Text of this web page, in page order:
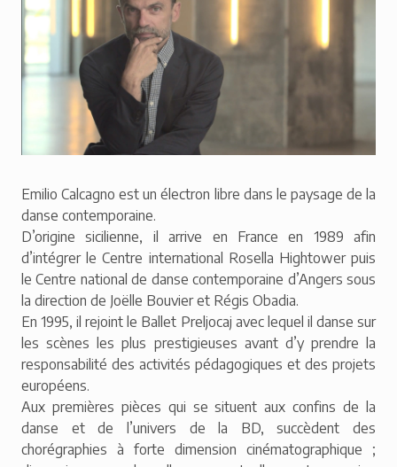
Emilio Calcagno est un électron libre dans le paysage de la
danse contemporaine.
D’origine sicilienne, il arrive en France en 1989 afin
d’intégrer le Centre international Rosella Hightower puis
le Centre national de danse contemporaine d’Angers sous
la direction de Joëlle Bouvier et Régis Obadia.
En 1995, il rejoint le Ballet Preljocaj avec lequel il danse sur
les scènes les plus prestigieuses avant d’y prendre la
responsabilité des activités pédagogiques et des projets
européens.
Aux premières pièces qui se situent aux confins de la
danse et de l’univers de la BD, succèdent des
chorégraphies à forte dimension cinématographique ;